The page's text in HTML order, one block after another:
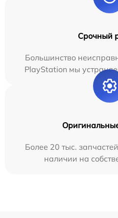
Срочный
Большинство
PlayStation мы
Более 20 тыс.
наличии на